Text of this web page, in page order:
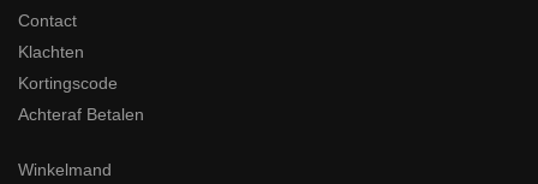
Contact
Klachten
Kortingscode
Achteraf Betalen
Winkelmand